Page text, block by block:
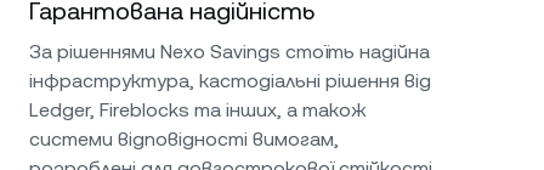
Гарантована надійність
За рішеннями Nexo Savings стоїть надійна
інфраструктура, кастодіальні рішення від
Ledger, Fireblocks та інших, а також
системи відповідності вимогам,